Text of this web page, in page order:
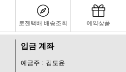
로젠택배 배송조회 예약상품
입금 계좌
예금주 : 김도윤